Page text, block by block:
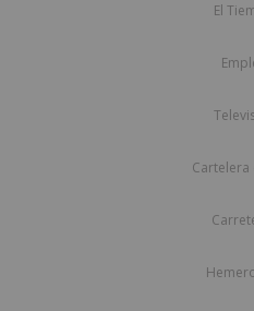
El
Cartelera